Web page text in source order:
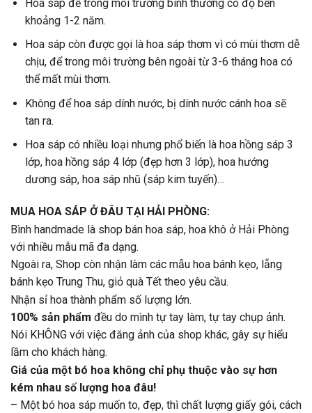
Hoa sáp để trong môi trường bình thường có độ bền
khoảng 1-2 năm.
Hoa sáp còn được gọi là hoa sáp thơm vì có mùi thơm dễ
chịu, để trong môi trường bên ngoài từ 3-6 tháng hoa có
thể mất mùi thơm.
Không để hoa sáp dính nước, bị dính nước cánh hoa sẽ
tan ra.
Hoa sáp có nhiều loại nhưng phổ biến là hoa hồng sáp 3
lớp, hoa hồng sáp 4 lớp (đẹp hơn 3 lớp), hoa hướng
dương sáp, hoa sáp nhũ (sáp kim tuyến)…
MUA HOA SÁP Ở ĐÂU TẠI HẢI PHÒNG:
Bình handmade là shop bán hoa sáp, hoa khô ở Hải Phòng
với nhiều mẫu mã đa dạng.
Ngoài ra, Shop còn nhận làm các mẫu hoa bánh kẹo, lẵng
bánh kẹo Trung Thu, giỏ quà Tết theo yêu cầu.
Nhận sỉ hoa thành phẩm số lượng lớn.
100% sản phẩm đều do mình tự tay làm, tự tay chụp ảnh.
Nói KHÔNG với việc đăng ảnh của shop khác, gây sự hiểu
lầm cho khách hàng.
Giá của một bó hoa không chỉ phụ thuộc vào sự hơn
kém nhau số lượng hoa đâu!
– Một bó hoa sáp muốn to, đẹp, thì chất lượng giấy gói, cách